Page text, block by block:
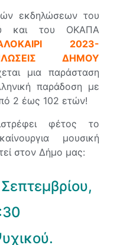
εκδηλώσεων του
και του ΟΚΑΠΑ
2023-
ΔΗΜΟΥ
μια παράσταση
παράδοση με
2 έως 102 ετών!
φέτος το
μουσική
στον Δήμο μας: